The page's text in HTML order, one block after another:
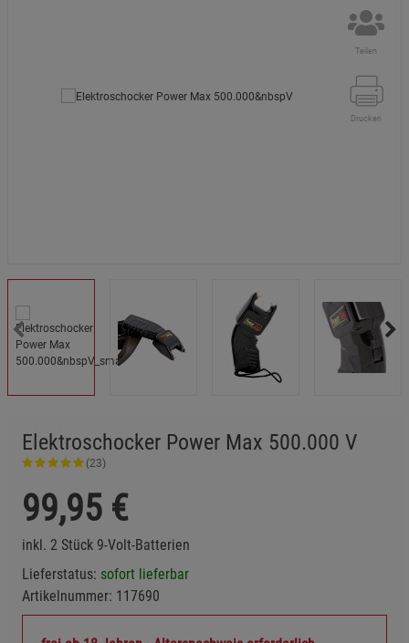
Teilen
Drucken
Elektroschocker Power Max 500.000 V
(23)
99,95 €
inkl. 2 Stück 9-Volt-Batterien
Lieferstatus: sofort lieferbar
Artikelnummer: 117690